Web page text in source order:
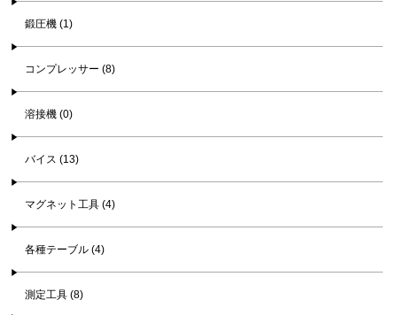
鍛圧機 (1)
コンプレッサー (8)
溶接機 (0)
バイス (13)
マグネット工具 (4)
各種テーブル (4)
測定工具 (8)